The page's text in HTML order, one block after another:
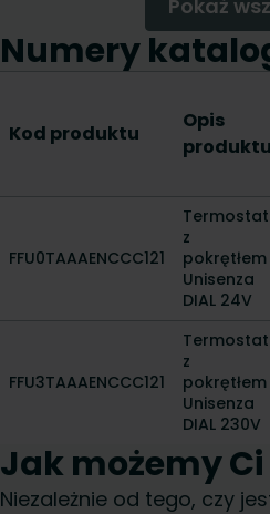
Pokaż
Numery
Kod produktu
Opis
produktu
FFU0TAAAENCCC121
Termostat
z
pokrętłem
Unisenza
DIAL 24V
FFU3TAAAENCCC121
Termostat
z
pokrętłem
Unisenza
DIAL 230V
Jak możemy
Niezależnie od tego, czy